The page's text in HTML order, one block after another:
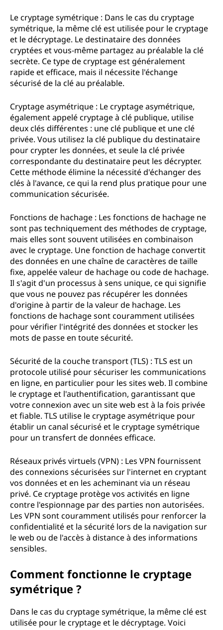
Le cryptage symétrique : Dans le cas du cryptage
symétrique, la même clé est utilisée pour le cryptage
et le décryptage. Le destinataire des données
cryptées et vous-même partagez au préalable la clé
secrète. Ce type de cryptage est généralement
rapide et efficace, mais il nécessite l'échange
sécurisé de la clé au préalable.
Cryptage asymétrique : Le cryptage asymétrique,
également appelé cryptage à clé publique, utilise
deux clés différentes : une clé publique et une clé
privée. Vous utilisez la clé publique du destinataire
pour crypter les données, et seule la clé privée
correspondante du destinataire peut les décrypter.
Cette méthode élimine la nécessité d'échanger des
clés à l'avance, ce qui la rend plus pratique pour une
communication sécurisée.
Fonctions de hachage : Les fonctions de hachage ne
sont pas techniquement des méthodes de cryptage,
mais elles sont souvent utilisées en combinaison
avec le cryptage. Une fonction de hachage convertit
des données en une chaîne de caractères de taille
fixe, appelée valeur de hachage ou code de hachage.
Il s'agit d'un processus à sens unique, ce qui signifie
que vous ne pouvez pas récupérer les données
d'origine à partir de la valeur de hachage. Les
fonctions de hachage sont couramment utilisées
pour vérifier l'intégrité des données et stocker les
mots de passe en toute sécurité.
Sécurité de la couche transport (TLS) : TLS est un
protocole utilisé pour sécuriser les communications
en ligne, en particulier pour les sites web. Il combine
le cryptage et l'authentification, garantissant que
votre connexion avec un site web est à la fois privée
et fiable. TLS utilise le cryptage asymétrique pour
établir un canal sécurisé et le cryptage symétrique
pour un transfert de données efficace.
Réseaux privés virtuels (VPN) : Les VPN fournissent
des connexions sécurisées sur l'internet en cryptant
vos données et en les acheminant via un réseau
privé. Ce cryptage protège vos activités en ligne
contre l'espionnage par des parties non autorisées.
Les VPN sont couramment utilisés pour renforcer la
confidentialité et la sécurité lors de la navigation sur
le web ou de l'accès à distance à des informations
sensibles.
Comment fonctionne le cryptage
symétrique ?
Dans le cas du cryptage symétrique, la même clé est
utilisée pour le cryptage et le décryptage. Voici